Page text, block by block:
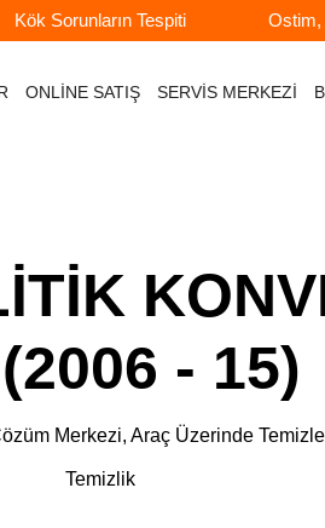
Kök Sorunların Tespiti Ostim,
ONLİNE SATIŞ SERVİS MERKEZİ
- 15)
Merkezi, Araç Üzerinde
Temizlik